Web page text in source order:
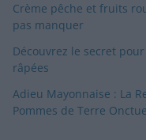
Crème pêche et fruits
pas manquer
Découvrez le secret
râpées
Adieu Mayonnaise : La
Pommes de Terre